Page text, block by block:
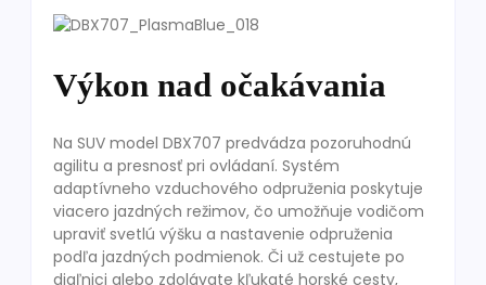
Výkon nad očakávania
Na SUV model DBX707 predvádza pozoruhodnú
agilitu a presnosť pri ovládaní. Systém
adaptívneho vzduchového odpruženia poskytuje
viacero jazdných režimov, čo umožňuje vodičom
upraviť svetlú výšku a nastavenie odpruženia
podľa jazdných podmienok. Či už cestujete po
diaľnici alebo zdolávate kľukaté horské cesty,